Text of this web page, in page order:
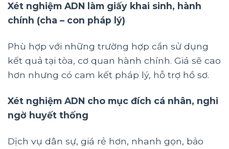
Xét nghiệm ADN làm giấy khai sinh, hành
chính (cha – con pháp lý)
Phù hợp với những trường hợp cần sử dụng
kết quả tại tòa, cơ quan hành chính. Giá sẽ cao
hơn nhưng có cam kết pháp lý, hỗ trợ hồ sơ.
Xét nghiệm ADN cho mục đích cá nhân, nghi
ngờ huyết thống
Dịch vụ dân sự, giá rẻ hơn, nhanh gọn, bảo